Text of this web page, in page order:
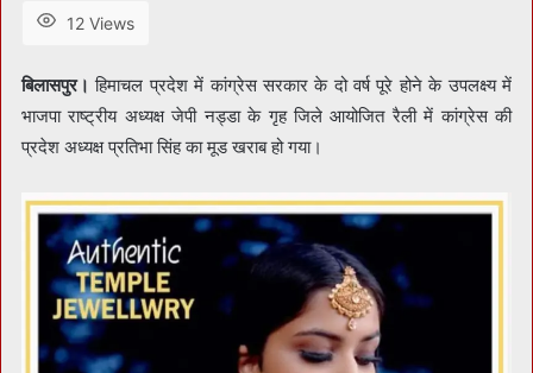
12 Views
बिलासपुर। हिमाचल प्रदेश में कांग्रेस सरकार के दो वर्ष पूरे होने के उपलक्ष्य में
भाजपा राष्ट्रीय अध्यक्ष जेपी नड्डा के गृह जिले आयोजित रैली में कांग्रेस की
प्रदेश अध्यक्ष प्रतिभा सिंह का मूड खराब हो गया।